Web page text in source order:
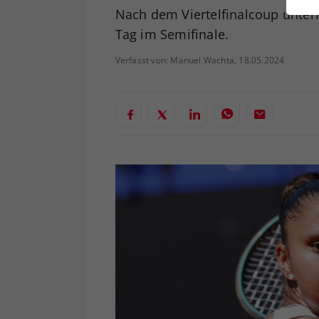
Nach dem Viertelfinalcoup
Tag im Semifinale.
Verfasst von: Manuel Wachta, 18.05.2024